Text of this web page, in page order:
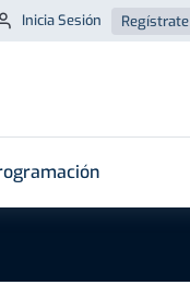
Inicia Sesión Regístrate